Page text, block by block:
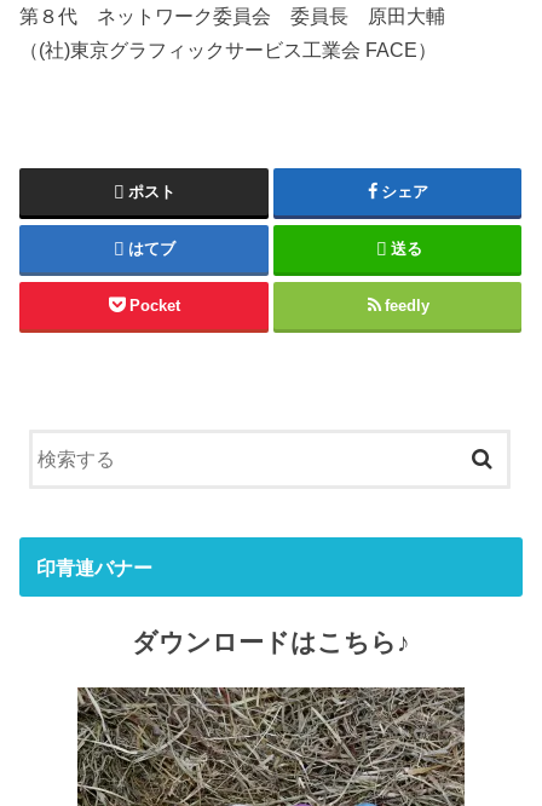
第８代 ネットワーク委員会 委員長 原田大輔
（(社)東京グラフィックサービス工業会 FACE）
ポスト シェア
はてブ 送る
Pocket feedly
印青連バナー
ダウンロードはこちら♪